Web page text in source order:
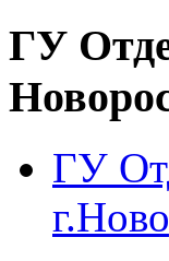
ГУ
ГУ